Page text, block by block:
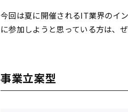
今回は夏に開催されるIT業界のイ
に参加しようと思っている方は、
事業立案型